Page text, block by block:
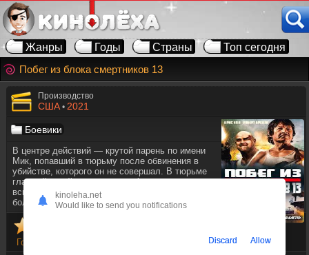
Жанры Годы Страны
Топ сегодня
Побег из блока смертников 13
Производство
США• 2021
Боевики
В центре действий — крутой парень по имени
Мик, попавший в тюрьму после обвинения в
убийстве, которого он не совершал. В тюрьме
главный герой становится информатором и
вскоре обнаруживает, что его сокамерники не в
большой опасности ..
Голосов
kinoleha.net
Would like to send you notifications
Discard Allow